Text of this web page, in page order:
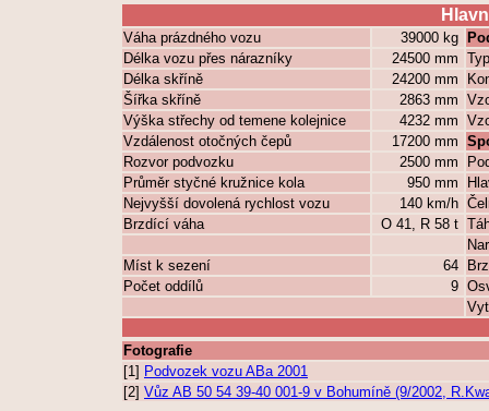
Váha prázdného vozu 39000 kg
Délka vozu přes nárazníky
24500 mm Typ
Délka skříně
24200 mm
Šířka skříně
2863 mm
Výška střechy od temene kolejnice
4232 mm
Vzdálenost otočných čepů
17200 mm
Rozvor podvozku
2500 mm
Průměr styčné kružnice kola
950 mm
Nejvyšší dovolená rychlost vozu
140 km/h
Brzdící váha
O 41, R 58 t
Míst k sezení
64
Počet oddílů
9
Fotografie
[1] Podvozek vozu ABa 2001
[2] Vůz AB 50 54 39-40 001-9 v Bohumíně (9/2002,